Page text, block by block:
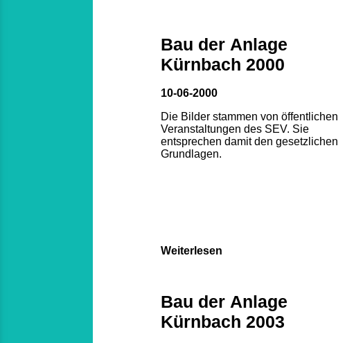
Bau der Anlage
Kürnbach 2000
10-06-2000
Die Bilder stammen von öffentlichen
Veranstaltungen des SEV. Sie
entsprechen damit den gesetzlichen
Grundlagen.
Weiterlesen
Bau der Anlage
Kürnbach 2003